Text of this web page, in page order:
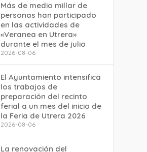
Más de medio millar de
personas han participado
en las actividades de
«Veranea en Utrera»
durante el mes de julio
2026-08-06
El Ayuntamiento intensifica
los trabajos de
preparación del recinto
ferial a un mes del inicio de
la Feria de Utrera 2026
2026-08-06
La renovación del